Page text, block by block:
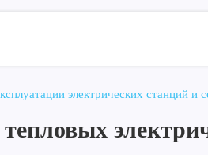
электрических станций и